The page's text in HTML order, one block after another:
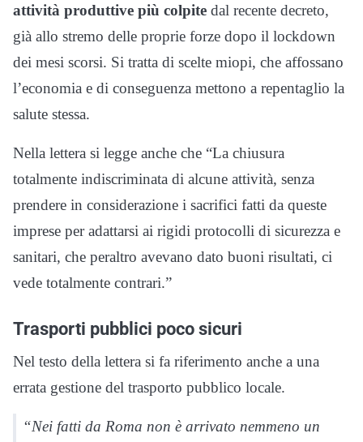
attività produttive più colpite dal recente decreto,
già allo stremo delle proprie forze dopo il lockdown
dei mesi scorsi. Si tratta di scelte miopi, che affossano
l’economia e di conseguenza mettono a repentaglio la
salute stessa.
Nella lettera si legge anche che “La chiusura
totalmente indiscriminata di alcune attività, senza
prendere in considerazione i sacrifici fatti da queste
imprese per adattarsi ai rigidi protocolli di sicurezza e
sanitari, che peraltro avevano dato buoni risultati, ci
vede totalmente contrari.”
Trasporti pubblici poco sicuri
Nel testo della lettera si fa riferimento anche a una
errata gestione del trasporto pubblico locale.
“Nei fatti da Roma non è arrivato nemmeno un